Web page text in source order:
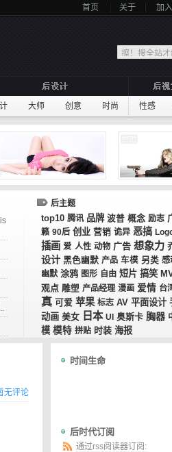
首页 关于 加
大师 创意 时尚 性感
后主题
top10 腾讯 品牌 波普 概念 励志
籁 90后 创业 营销 诡异 恶搞
插画 爱 人性 动物 广告 想象力
设计 黑色幽默 产品 车模 另类 感
幽默 涂鸦 图形 自由 短片 搞笑
观点 雕塑 产品经理 漫画 爱情 台
真 可爱 苹果 标志 AV 平面设计
动画 美女 日本 UI 奥斯卡 胸器
模 模特 拼贴 时装 海报
无评论
时间生命
后时代订阅
通过rss阅读器订阅: